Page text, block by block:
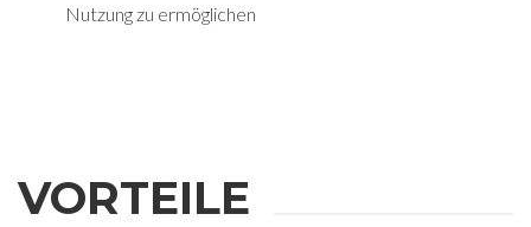
Nutzung zu ermöglichen
VORTEILE